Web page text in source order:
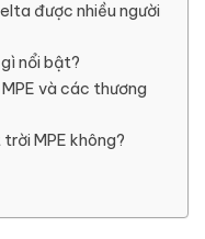
được nhiều người
nổi bật?
và các thương
MPE không?